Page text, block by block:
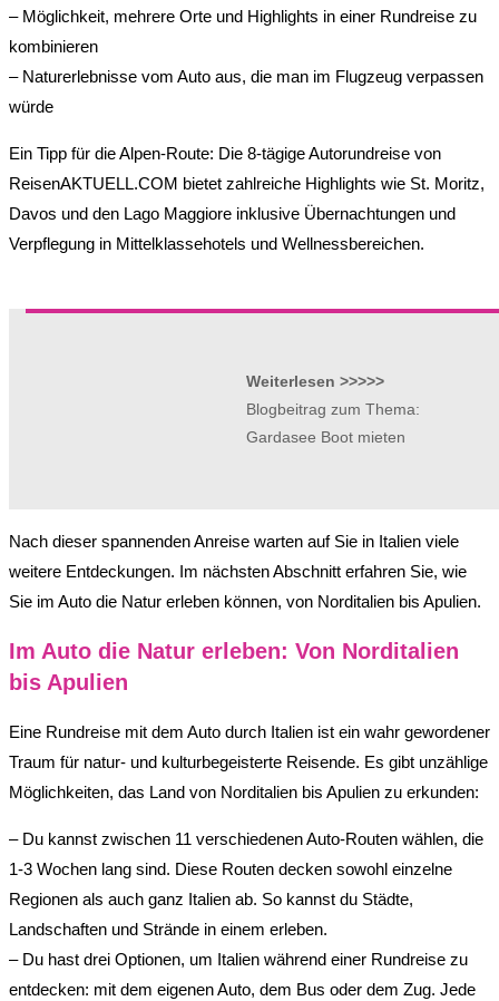
– Möglichkeit, mehrere Orte und Highlights in einer Rundreise zu
kombinieren
– Naturerlebnisse vom Auto aus, die man im Flugzeug verpassen
würde
Ein Tipp für die Alpen-Route: Die 8-tägige Autorundreise von
ReisenAKTUELL.COM bietet zahlreiche Highlights wie St. Moritz,
Davos und den Lago Maggiore inklusive Übernachtungen und
Verpflegung in Mittelklassehotels und Wellnessbereichen.
Weiterlesen >>>>>
Blogbeitrag zum Thema:
Gardasee Boot mieten
Nach dieser spannenden Anreise warten auf Sie in Italien viele
weitere Entdeckungen. Im nächsten Abschnitt erfahren Sie, wie
Sie im Auto die Natur erleben können, von Norditalien bis Apulien.
Im Auto die Natur erleben: Von Norditalien
bis Apulien
Eine Rundreise mit dem Auto durch Italien ist ein wahr gewordener
Traum für natur- und kulturbegeisterte Reisende. Es gibt unzählige
Möglichkeiten, das Land von Norditalien bis Apulien zu erkunden:
– Du kannst zwischen 11 verschiedenen Auto-Routen wählen, die
1-3 Wochen lang sind. Diese Routen decken sowohl einzelne
Regionen als auch ganz Italien ab. So kannst du Städte,
Landschaften und Strände in einem erleben.
– Du hast drei Optionen, um Italien während einer Rundreise zu
entdecken: mit dem eigenen Auto, dem Bus oder dem Zug. Jede